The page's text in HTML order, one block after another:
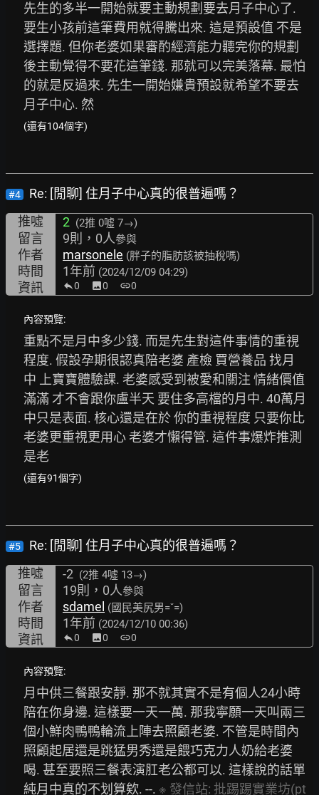
先生的多半一開始就要主動規劃要去月子中心了.
要生小孩前這筆費用就得騰出來. 這是預設值 不是
選擇題. 但你老婆如果審酌經濟能力聽完你的規劃
後主動覺得不要花這筆錢. 那就可以完美落幕. 最怕
的就是反過來. 先生一開始嫌貴預設就希望不要去
月子中心. 然
(還有104個字)
#4
Re: [閒聊] 住月子中心真的很普遍嗎？
推噓
2 (2推 0噓 7→)
留言 9則，0人參與
作者 marsonele (胖子的脂肪該被抽稅嗎)
時間 1年前 (2024/12/09 04:29)
資訊 0 image0 link0
內容預覽:
重點不是月中多少錢. 而是先生對這件事情的重視
程度. 假設孕期很認真陪老婆 產檢 買營養品 找月
中 上寶寶體驗課. 老婆感受到被愛和關注 情緒價值
滿滿 才不會跟你盧半天 要住多高檔的月中. 40萬月
中只是表面. 核心還是在於 你的重視程度 只要你比
老婆更重視更用心 老婆才懶得管. 這件事爆炸推測
是老
(還有91個字)
#5
Re: [閒聊] 住月子中心真的很普遍嗎？
推噓
-2 (2推 4噓 13→)
留言 19則，0人參與
作者 sdamel (國民美尻男=ˇ=)
時間 1年前 (2024/12/10 00:36)
資訊 0 image0 link0
內容預覽:
月中供三餐跟安靜. 那不就其實不是有個人24小時
陪在你身邊. 這樣要一天一萬. 那我寧願一天叫兩三
個小鮮肉鴨鴨輪流上陣去照顧老婆. 不管是時間內
照顧起居還是跳猛男秀還是餵巧克力人奶給老婆
喝. 甚至要照三餐表演肛老公都可以. 這樣說的話單
純月中真的不划算欸. --. ※ 發信站: 批踢踢實業坊(pt